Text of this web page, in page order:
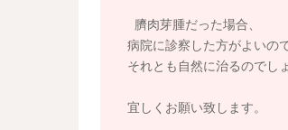
臍肉芽腫だった場合、
病院に診察した方がよいの
それとも自然に治るのでし
宜しくお願い致します。